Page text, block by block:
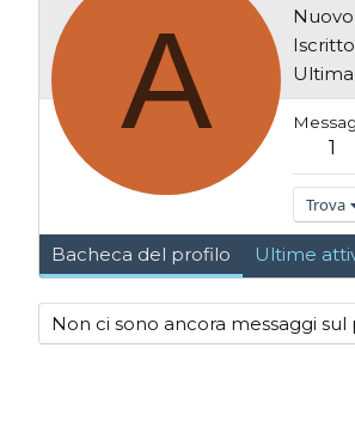
A 1
Trova
Bacheca del profilo Ultime
Non ci sono ancora messaggi